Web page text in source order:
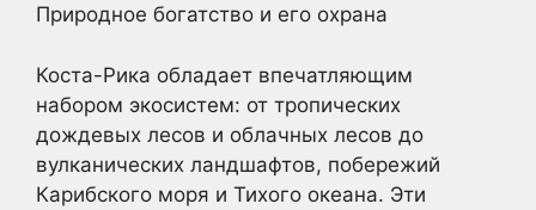
Природное богатство и его охрана
Коста-Рика обладает впечатляющим
набором экосистем: от тропических
дождевых лесов и облачных лесов до
вулканических ландшафтов, побережий
Карибского моря и Тихого океана. Эти